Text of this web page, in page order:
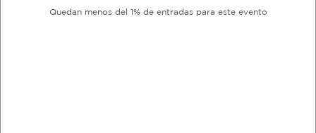
Quedan menos del 1% de entradas para este evento